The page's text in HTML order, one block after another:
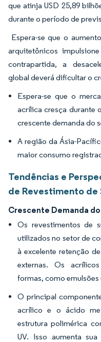
que atinja USD 25,89
durante o período de
Espera-se que o
arquitetônicos
contrapartida, a
global deverá dificultar o
Espera-se que o
acrílica cresça durante
crescente demanda do
A região da Ásia-
maior consumo
Tendências e
de Revestimento
Crescente Demanda
Os revestimentos de
utilizados no setor de
à excelente retenção
externas. Os
formas, como emulsões
O principal
acrílico e o ácido
estrutura polimérica
UV. Isso aumenta